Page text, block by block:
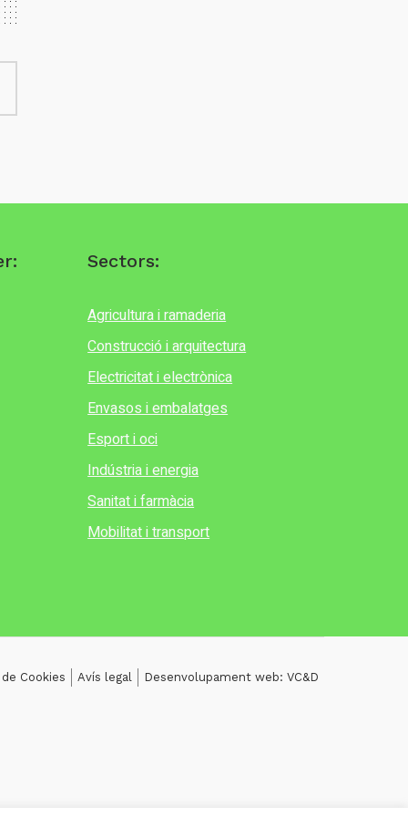
Sectors:
Agricultura i ramaderia
Construcció i arquitectura
Electricitat i electrònica
Envasos i embalatges
Esport i oci
Indústria i energia
Sanitat i farmàcia
Mobilitat i transport
Cookies Avís legal Desenvolupament web: VC&D